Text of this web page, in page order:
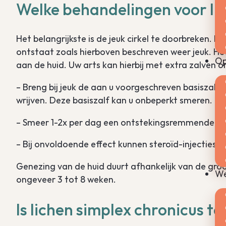
Welke behandelingen voor
Het belangrijkste is de jeuk cirkel te doorbreken.
ontstaat zoals hierboven beschreven weer jeuk.
aan de huid. Uw arts kan hierbij met extra zalven
– Breng bij jeuk de aan u voorgeschreven
wrijven. Deze basiszalf kan u onbeperkt smeren.
– Smeer 1-2x per dag een ontstekingsremmende
– Bij onvoldoende effect kunnen steroïd-injecties
Genezing van de huid duurt afhankelijk van de
ongeveer 3 tot 8 weken.
Is lichen simplex chronicus te